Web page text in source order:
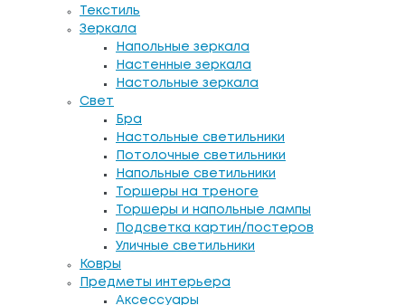
Текстиль
Зеркала
Напольные зеркала
Настенные зеркала
Настольные зеркала
Свет
Бра
Настольные светильники
Потолочные светильники
Напольные светильники
Торшеры на треноге
Торшеры и напольные лампы
Подсветка картин/постеров
Уличные светильники
Ковры
Предметы интерьера
Аксессуары